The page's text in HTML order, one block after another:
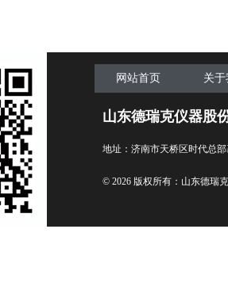
网站首页 关
山东德瑞克仪器股
地址：济南市天桥区时代总
© 2026 版权所有：山东德瑞